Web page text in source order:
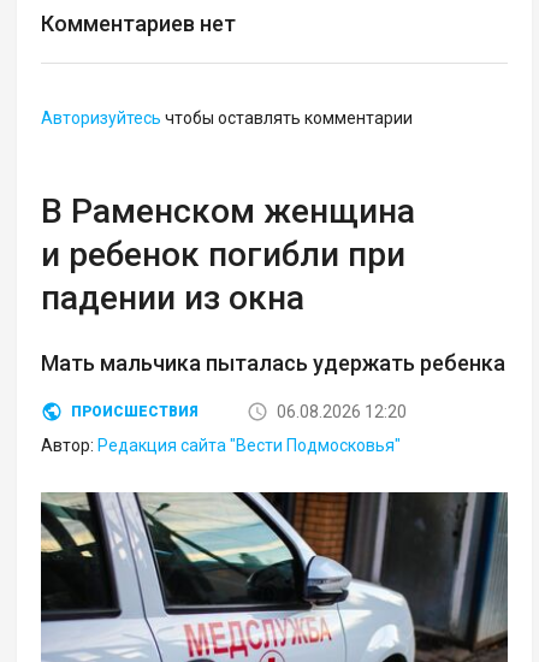
Комментариев нет
Авторизуйтесь чтобы оставлять комментарии
В Раменском женщина
и ребенок погибли при
падении из окна
Мать мальчика пыталась удержать ребенка
ПРОИСШЕСТВИЯ
06.08.2026 12:20
Автор: Редакция сайта "Вести Подмосковья"